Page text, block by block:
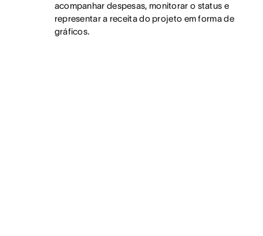
acompanhar despesas, monitorar o status e
representar a receita do projeto em forma de
gráficos.